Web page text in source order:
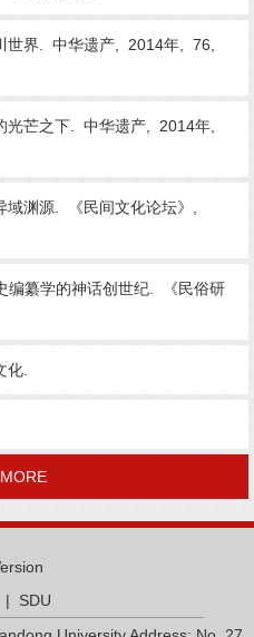
世界. 中华遗产, 2014年, 76,
光芒之下. 中华遗产, 2014年,
域渊源. 《民间文化论坛》,
编纂学的神话创世纪. 《民俗研
化.
| SDU